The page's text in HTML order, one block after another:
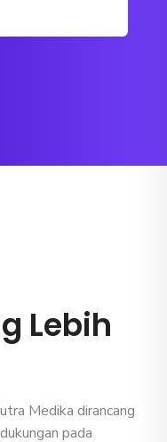
Lebih
Medika dirancang
pada